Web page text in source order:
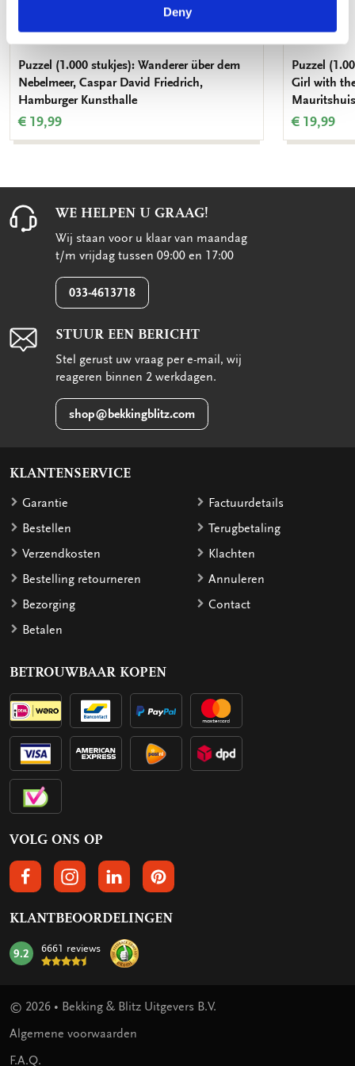
Deny
Puzzel (1.000 stukjes): Wanderer über dem
Nebelmeer, Caspar David Friedrich,
Hamburger Kunsthalle
€ 19,99
Puzzel
Girl with
Mauritshuis
€ 19,99
WE HELPEN U GRAAG!
Wij staan voor u klaar van maandag
t/m vrijdag tussen 09:00 en 17:00
033-4613718
STUUR EEN BERICHT
Stel gerust uw vraag per e-mail, wij
reageren binnen 2 werkdagen.
shop@bekkingblitz.com
KLANTENSERVICE
Garantie
Bestellen
Verzendkosten
Bestelling retourneren
Bezorging
Betalen
Factuurdetails
Terugbetaling
Klachten
Annuleren
Contact
BETROUWBAAR KOPEN
VOLG ONS OP
VOLGS ONS OP FACEBOOK
VOLG ONS OP INSTAGRAM
VOLG ONS OP LINKEDIN
VOLG ONS OP PINTEREST
KLANTBEOORDELINGEN
mark:
9.2 6661 reviews
© 2026 • Bekking & Blitz Uitgevers B.V.
Algemene voorwaarden
F.A.Q.